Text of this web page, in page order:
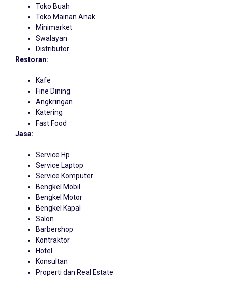
Toko Buah
Toko Mainan Anak
Minimarket
Swalayan
Distributor
Restoran:
Kafe
Fine Dining
Angkringan
Katering
Fast Food
Jasa:
Service Hp
Service Laptop
Service Komputer
Bengkel Mobil
Bengkel Motor
Bengkel Kapal
Salon
Barbershop
Kontraktor
Hotel
Konsultan
Properti dan Real Estate